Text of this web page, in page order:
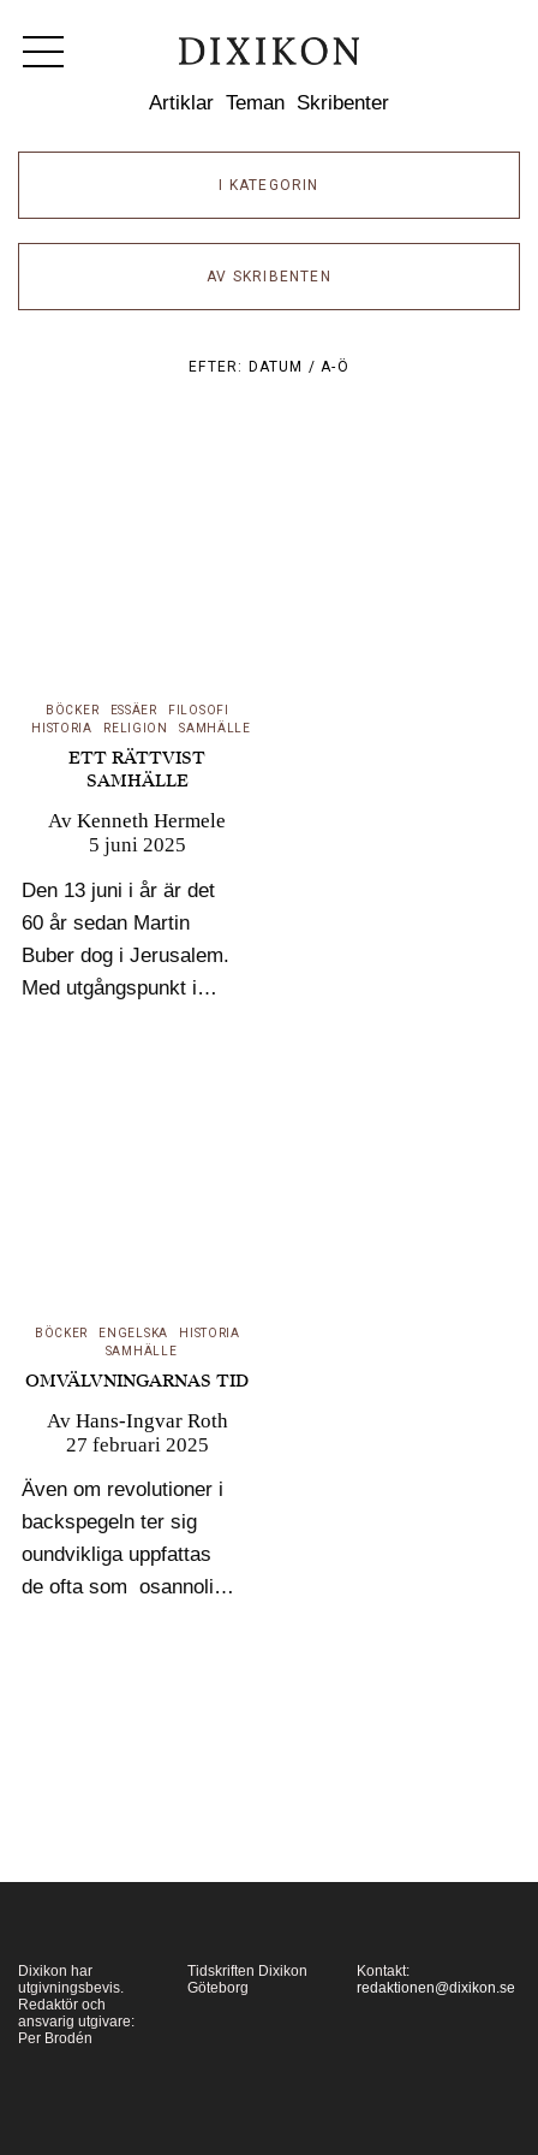
Artiklar Teman Skribenter
I KATEGORIN
AV SKRIBENTEN
EFTER: DATUM /A-Ö
BÖCKER ESSÄER
FILOSOFI
HISTORIA
RELIGION SAMHÄLLE
ETT RÄTTVIST
SAMHÄLLE
AvKenneth Hermele
5 juni 2025
Den 13 juni i år är det
60 år sedan Martin
Buber dog i Jerusalem.
Med utgångspunkt i
BÖCKER ENGELSKA
HISTORIA
SAMHÄLLE
OMVÄLVNINGARNAS TID
Av Hans-Ingvar Roth
27 februari 2025
Även om revolutioner i
backspegeln ter sig
oundvikliga uppfattas
de ofta som osannolika
Dixikon har
utgivningsbevis.
Redaktör och
ansvarig utgivare:
Per Brodén
Tidskriften Dixikon
Göteborg
Kontakt:
redaktionen@dixikon.se